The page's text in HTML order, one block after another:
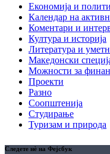
Економија и
Календар на
Коментари и
Култура и историја
Литература и
Македонски
Можности за
Проекти
Разно
Соопштенија
Студирање
Туризам и природа
Следете нè на Фејсбук